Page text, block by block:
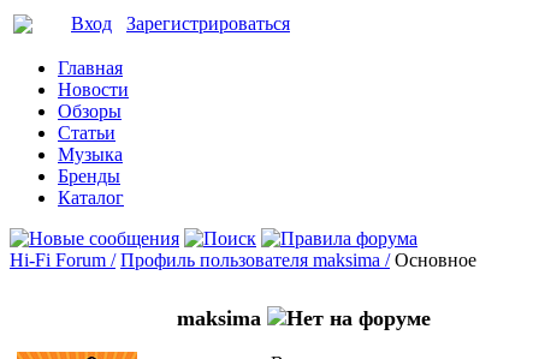
Вход Зарегистрироваться
Главная
Новости
Обзоры
Статьи
Музыка
Бренды
Каталог
Hi-Fi Forum / Профиль пользователя maksima / Основное
maksima